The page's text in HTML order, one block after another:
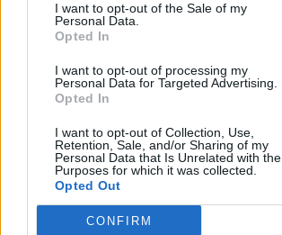
I want to opt-out of the Sale of my
Personal Data.
Opted In
I want to opt-out of processing my
Personal Data for Targeted Advertising.
Opted In
I want to opt-out of Collection, Use,
Retention, Sale, and/or Sharing of my
Personal Data that Is Unrelated with the
Purposes for which it was collected.
Opted Out
CONFIRM